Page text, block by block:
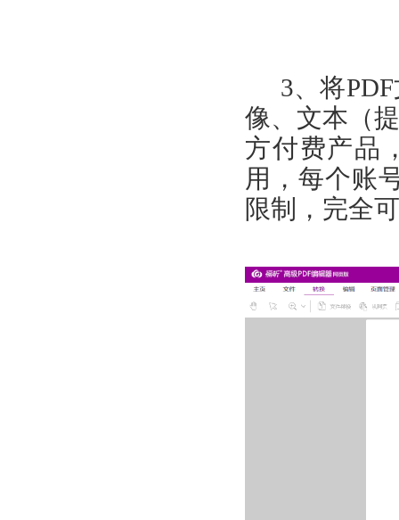
3、将PDF
像、文本（
方付费产品
用，每个账
限制，完全